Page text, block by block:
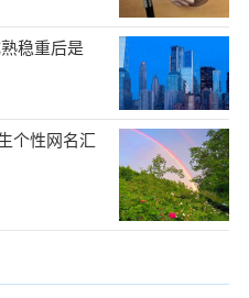
稳重后是
个性网名汇